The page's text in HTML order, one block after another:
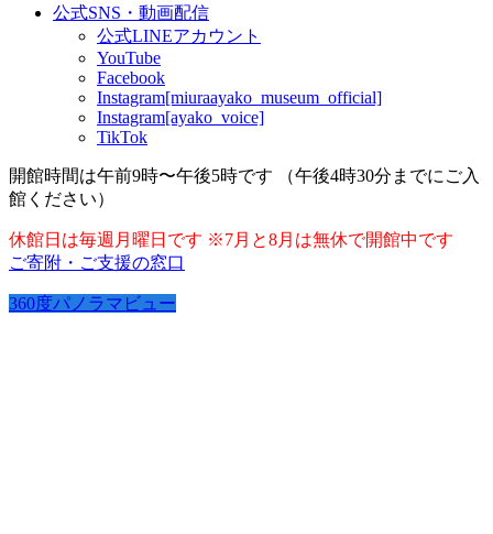
公式SNS・動画配信
公式LINEアカウント
YouTube
Facebook
Instagram[miuraayako_museum_official]
Instagram[ayako_voice]
TikTok
開館時間は午前9時〜午後5時です （午後4時30分までにご入
館ください）
休館日は毎週月曜日です ※7月と8月は無休で開館中です
ご寄附・ご支援の窓口
360度パノラマビュー